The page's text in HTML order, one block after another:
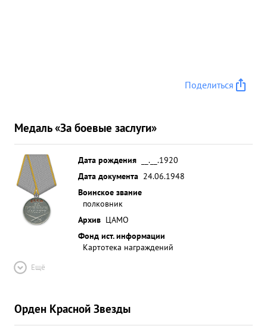
Поделиться
Медаль «За боевые заслуги»
Дата рождения
__.__.1920
Дата документа 24.06.1948
Воинское звание
полковник
Архив ЦАМО
Фонд ист. информации
Картотека награждений
Ещё
Орден Красной Звезды